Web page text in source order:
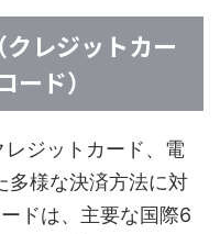
レジットカー
ード）
ジットカード、電
多様な決済方法に対
ドは、主要な国際6